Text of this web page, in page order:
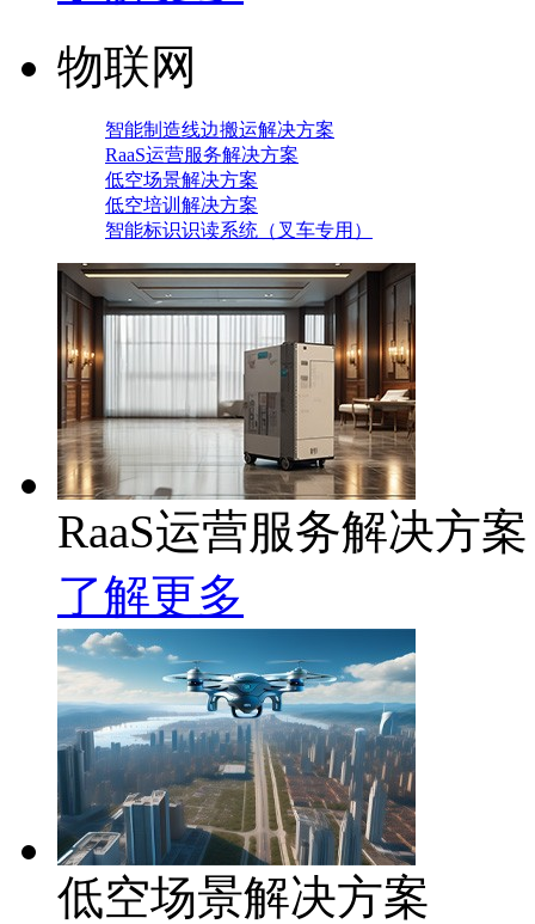
物联网
智能制造线边搬运解决方案
RaaS运营服务解决方案
低空场景解决方案
低空培训解决方案
智能标识识读系统（叉车专用）
RaaS运营服务解决方案
了解更多
低空场景解决方案